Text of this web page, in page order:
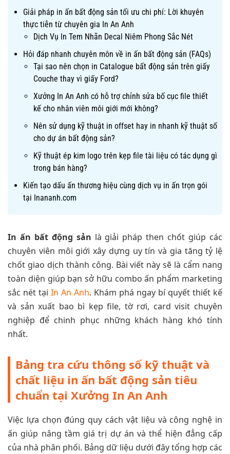
Giải pháp in ấn bất động sản tối ưu chi phí: Lời khuyên
thực tiễn từ chuyên gia In An Anh
Dịch Vụ In Tem Nhãn Decal Niêm Phong Sắc Nét
Hỏi đáp nhanh chuyên môn về in ấn bất động sản (FAQs)
Tại sao nên chọn in Catalogue bất động sản trên giấy
Couche thay vì giấy Ford?
Xưởng In An Anh có hỗ trợ chỉnh sửa bố cục file thiết
kế cho nhân viên môi giới mới không?
Nên sử dụng kỹ thuật in offset hay in nhanh kỹ thuật số
cho dự án bất động sản?
Kỹ thuật ép kim logo trên kẹp file tài liệu có tác dụng gì
trong bán hàng?
Kiến tạo dấu ấn thương hiệu cùng dịch vụ in ấn trọn gói
tại Inananh.com
In ấn bất động sản là giải pháp then chốt giúp các
chuyên viên môi giới xây dựng uy tín và gia tăng tỷ lệ
chốt giao dịch thành công. Bài viết này sẽ là cẩm nang
toàn diện giúp bạn sở hữu combo ấn phẩm marketing
sắc nét tại In An Anh. Khám phá ngay bí quyết thiết kế
và sản xuất bao bì kẹp file, tờ rơi, card visit chuyên
nghiệp để chinh phục những khách hàng khó tính
nhất.
Bảng tra cứu thông số kỹ thuật và
chất liệu in ấn bất động sản tiêu
chuẩn tại Xưởng In An Anh
Việc lựa chọn đúng quy cách vật liệu và công nghệ in
ấn giúp nâng tầm giá trị dự án và thể hiện đẳng cấp
của nhà phân phối. Bảng dữ liệu dưới đây tổng hợp các